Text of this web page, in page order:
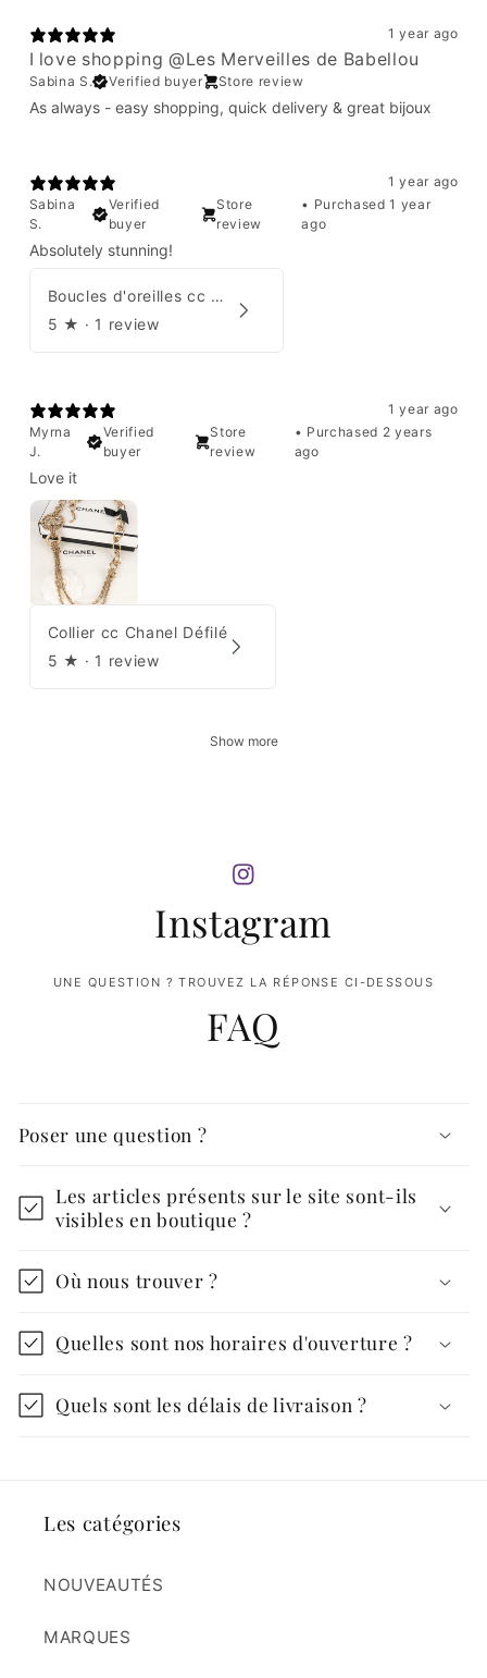
1 year ago
I love shopping @Les Merveilles de Babellou
Sabina S. Verified buyer Store review
As always - easy shopping, quick delivery & great bijoux
1 year ago
Sabina
S.
Verified
buyer
Store
review
• Purchased 1 year
ago
Absolutely stunning!
Boucles d'oreilles cc Chanel
5 ★ · 1 review
1 year ago
Myrna
J.
Verified
buyer
Store
review
• Purchased 2 years
ago
Love it
Collier cc Chanel Défilé
5 ★ · 1 review
Show more
Instagram
UNE QUESTION ? TROUVEZ LA RÉPONSE CI-DESSOUS
FAQ
Poser une question ?
Les articles présents sur le site sont-ils
visibles en boutique ?
Où nous trouver ?
Quelles sont nos horaires d'ouverture ?
Quels sont les délais de livraison ?
Les catégories
NOUVEAUTÉS
MARQUES